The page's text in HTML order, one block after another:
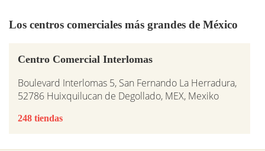
Los centros comerciales más grandes de México
Centro Comercial Interlomas
Boulevard Interlomas 5, San Fernando La Herradura,
52786 Huixquilucan de Degollado, MEX, Mexiko
248 tiendas